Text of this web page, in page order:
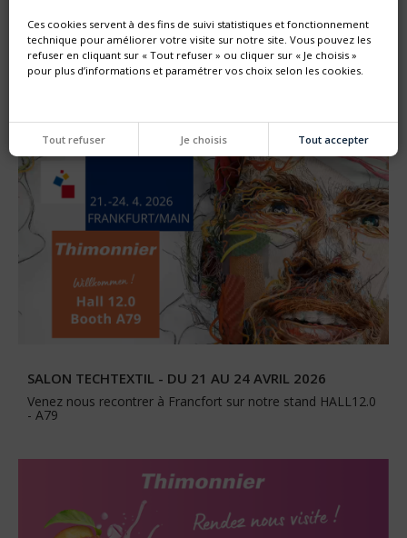
SALON INTERPACK 2026 - DU 7 AU 13 MAI 2026
Retrouvez nous à Dusseldörf HALL 6 stand B79 et
SALON TECHTEXTIL - DU 21 AU 24 AVRIL 2026
Venez nous recontrer à Francfort sur notre stand HALL12.0
- A79
Ces cookies servent à des fins de suivi statistiques et fonctionnement
technique pour améliorer votre visite sur notre site. Vous pouvez les
refuser en cliquant sur « Tout refuser » ou cliquer sur « Je choisis »
pour plus d’informations et paramétrer vos choix selon les cookies.
Tout refuser Je choisis Tout accepter